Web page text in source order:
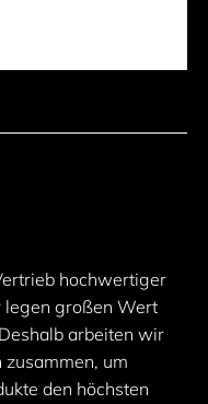
hochwertiger
legen großen Wert
arbeiten wir
um
den höchsten